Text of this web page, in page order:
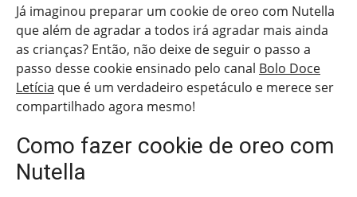
Já imaginou preparar um cookie de oreo com Nutella
que além de agradar a todos irá agradar mais ainda
as crianças? Então, não deixe de seguir o passo a
passo desse cookie ensinado pelo canal Bolo Doce
Letícia que é um verdadeiro espetáculo e merece ser
compartilhado agora mesmo!
Como fazer cookie de oreo com
Nutella